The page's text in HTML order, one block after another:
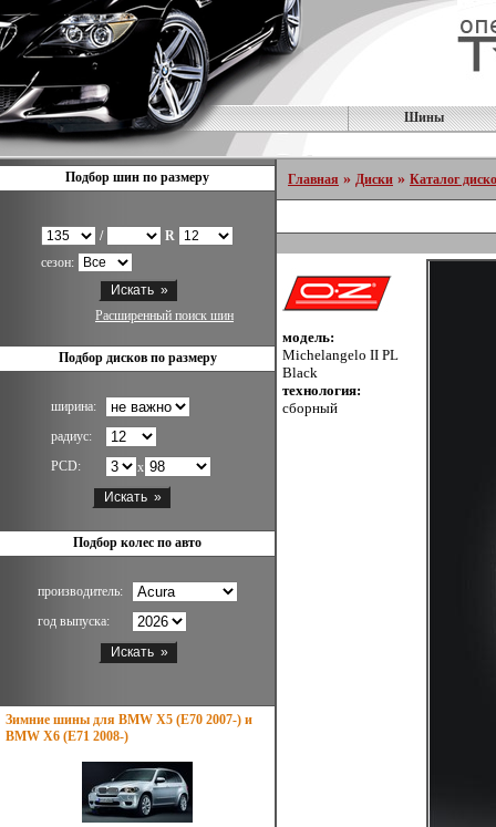
Шины
Подбор шин по размеру
/
R
сезон:
Расширенный поиск шин
Подбор дисков по размеру
ширина:
радиус:
PCD:
x
Подбор колес по авто
производитель:
год выпуска:
Зимние шины для BMW X5 (E70 2007-) и
BMW X6 (E71 2008-)
Главная » Диски » Каталог
модель:
Michelangelo II PL
Black
технология:
сборный